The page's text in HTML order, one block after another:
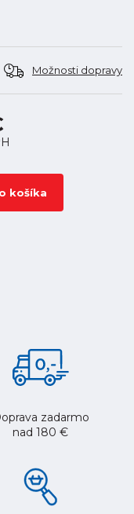
Možnosti dopravy
košíka
zadarmo
nad 180 €